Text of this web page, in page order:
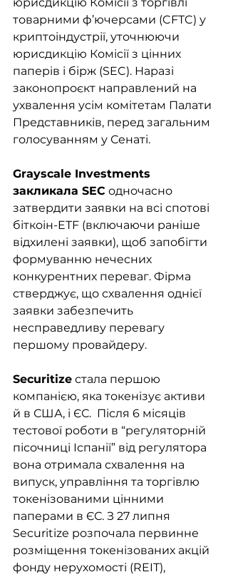
товарними ф’ючерсами (CFTC) у
криптоіндустрії, уточнюючи
юрисдикцію Комісії з цінних
паперів і бірж (SEC). Наразі
законопроєкт направлений на
ухвалення усім комітетам Палати
Представників, перед загальним
голосуванням у Сенаті.
Grayscale Investments
закликала SEC одночасно
затвердити заявки на всі спотові
біткоін-ETF (включаючи раніше
відхилені заявки), щоб запобігти
формуванню нечесних
конкурентних переваг. Фірма
стверджує, що схвалення однієї
заявки забезпечить
несправедливу перевагу
першому провайдеру.
Securitize стала першою
компанією, яка токенізує активи
й в США, і ЄС.  Після 6 місяців
тестової роботи в “регуляторній
пісочниці Іспанії” від регулятора
вона отримала схвалення на
випуск, управління та торгівлю
токенізованими цінними
паперами в ЄС. З 27 липня
Securitize розпочала первинне
розміщення токенізованих акцій
фонду нерухомості (REIT),